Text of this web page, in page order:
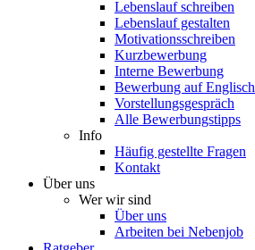
Lebenslauf schreiben
Lebenslauf gestalten
Motivationsschreiben
Kurzbewerbung
Interne Bewerbung
Bewerbung auf Englisch
Vorstellungsgespräch
Alle Bewerbungstipps
Info
Häufig gestellte Fragen
Kontakt
Über uns
Wer wir sind
Über uns
Arbeiten bei Nebenjob